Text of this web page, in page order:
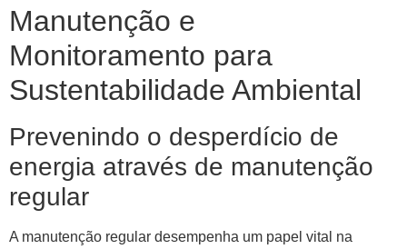
Manutenção e
Monitoramento para
Sustentabilidade Ambiental
Prevenindo o desperdício de
energia através de manutenção
regular
A manutenção regular desempenha um papel vital na